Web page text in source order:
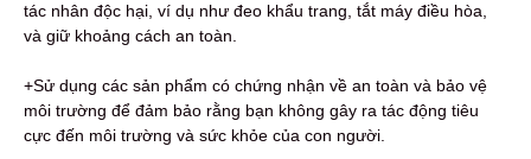
tác nhân độc hại, ví dụ như đeo khẩu trang, tắt máy điều hòa,
và giữ khoảng cách an toàn.
+Sử dụng các sản phẩm có chứng nhận về an toàn và bảo vệ
môi trường để đảm bảo rằng bạn không gây ra tác động tiêu
cực đến môi trường và sức khỏe của con người.